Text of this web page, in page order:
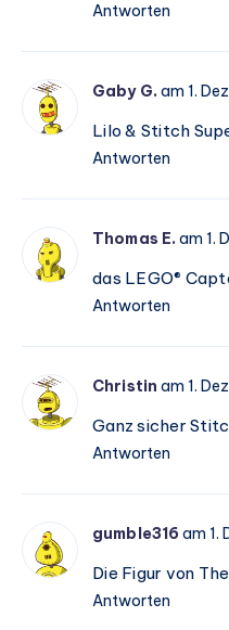
Antworten
Gaby G. am 1.
Lilo & Stitch
Antworten
Thomas E. am 1.
das LEGO®
Antworten
Christin am 1.
Ganz sicher
Antworten
gumble316 am 1.
Die Figur von
Antworten